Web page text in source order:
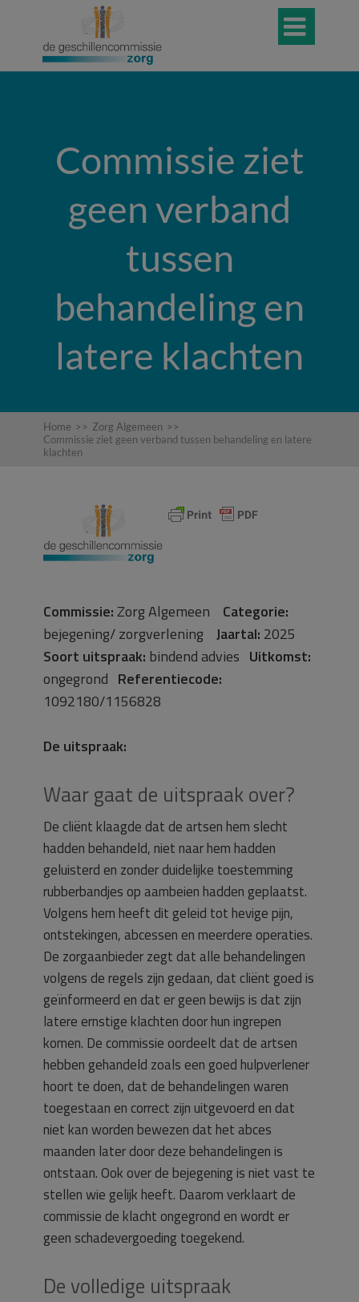

Commissie ziet
geen verband
tussen
behandeling en
latere klachten
Home >> Zorg Algemeen >>
Commissie ziet geen verband tussen behandeling en latere
klachten
Commissie:Zorg Algemeen Categorie:
bejegening/ zorgverlening Jaartal: 2025
Soort uitspraak: bindend advies Uitkomst:
ongegrond Referentiecode:
1092180/1156828
De uitspraak:
Waar gaat de uitspraak over?
De cliënt klaagde dat de artsen hem slecht
hadden behandeld, niet naar hem hadden
geluisterd en zonder duidelijke toestemming
rubberbandjes op aambeien hadden geplaatst.
Volgens hem heeft dit geleid tot hevige pijn,
ontstekingen, abcessen en meerdere operaties.
De zorgaanbieder zegt dat alle behandelingen
volgens de regels zijn gedaan, dat cliënt goed is
geïnformeerd en dat er geen bewijs is dat zijn
latere ernstige klachten door hun ingrepen
komen. De commissie oordeelt dat de artsen
hebben gehandeld zoals een goed hulpverlener
hoort te doen, dat de behandelingen waren
toegestaan en correct zijn uitgevoerd en dat
niet kan worden bewezen dat het abces
maanden later door deze behandelingen is
ontstaan. Ook over de bejegening is niet vast te
stellen wie gelijk heeft. Daarom verklaart de
commissie de klacht ongegrond en wordt er
geen schadevergoeding toegekend.
De volledige uitspraak